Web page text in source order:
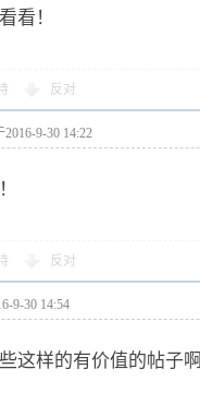
看！
反对
2016-9-30 14:22
反对
9-30 14:54
这样的有价值的帖子啊